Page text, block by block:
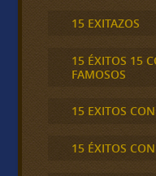
15 EXITAZOS
15 ÉXITOS 15
FAMOSOS
15 EXITOS
15 ÉXITOS